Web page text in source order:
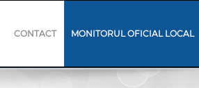
CONTACT MONITORUL OFICIAL LOCAL